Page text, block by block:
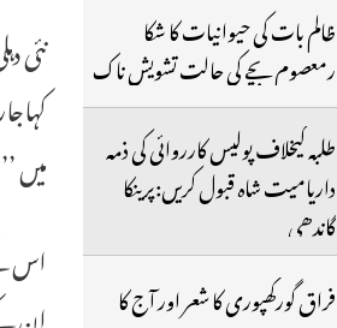
نئی
میں
اس
ان
ظالم بات کی حیوانیات کا شکا
رمعصوم بچے کی حالت تشویش ناک
طلبہ کیخلاف پولیس کارروائی کی ذمہ
داریامیت شاہ قبول کریں:پرینکا
گاندھی
فراق گورکھپوری کا شعر اور آج کا